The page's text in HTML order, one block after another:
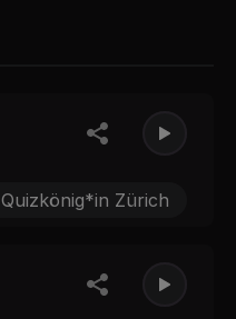
Quizkönig*in Zürich